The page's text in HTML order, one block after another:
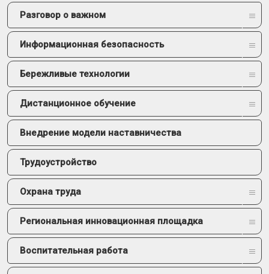
Разговор о важном
Информационная безопасность
Бережливые технологии
Дистанционное обучение
Внедрение модели наставничества
Трудоустройство
Охрана труда
Региональная инновационная площадка
Воспитательная работа